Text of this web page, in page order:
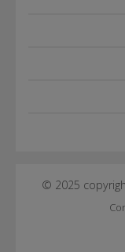
© 2025